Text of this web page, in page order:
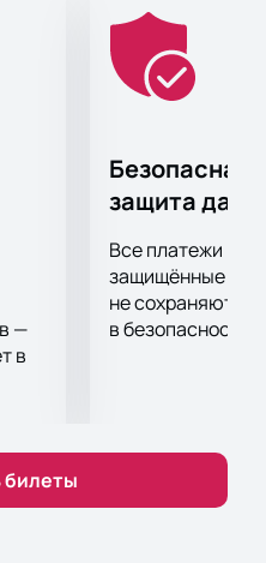
под любимые
нас в старые добрые
— это просто и
билетов
поторопиться.
можно в несколько
друзьям место на
настоящих рокеров и
любимых
—
в
Безопасная
защита
Все платежи
защищённые
не сохраняются
в безопасности.
билеты